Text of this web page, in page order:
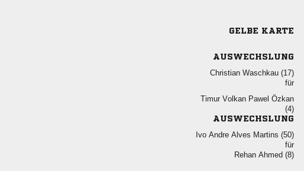
GELBE KARTE
AUSWECHSLUNG
  
für
   

AUSWECHSLUNG
    
für
  